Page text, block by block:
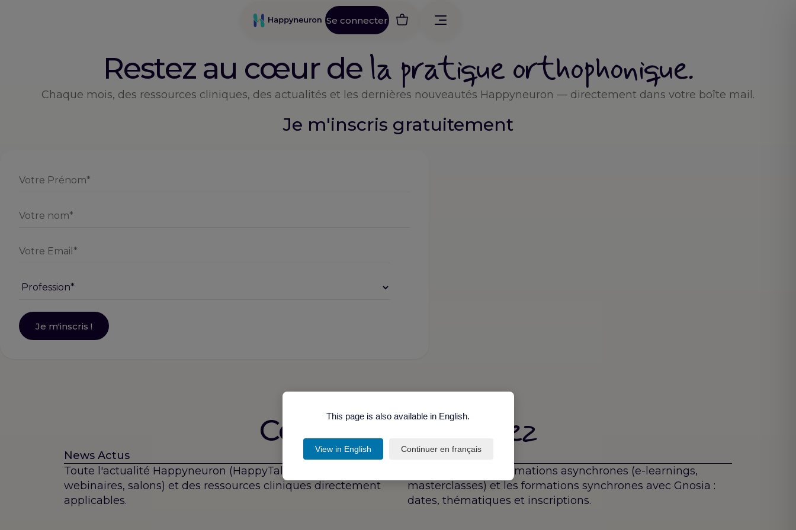
Se connecter
Restez au cœur de la pratique orthophonique.
Chaque mois, des ressources cliniques, des actualités et les dernières nouveautés Happyneuron — directement dans votre boîte mail.
Je m'inscris gratuitement
Ce que vousrecevez
News Actus
Toute l'actualité Happyneuron (HappyTalks & HappyHours,
webinaires, salons) et des ressources cliniques directement
applicables.
News Formations
Une sélection de formations asynchrones (e-learnings,
masterclasses) et les formations synchrones avec Gnosia :
dates, thématiques et inscriptions.
This page is also available in English.
View in English Continuer en français